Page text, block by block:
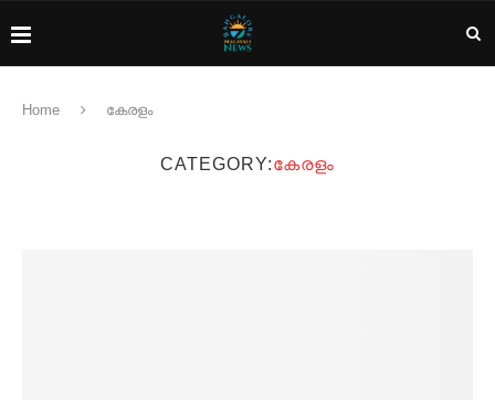
Home കേരളം
CATEGORY:കേരളം